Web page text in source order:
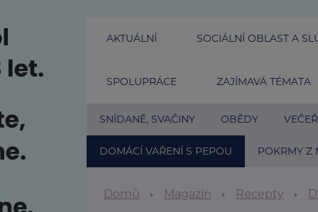
AKTUÁLNÍ SOCIÁLNÍ OBLAST A
SPOLUPRÁCE ZAJÍMAVÁ TÉMATA
SNÍDANĚ, SVAČINY OBĚDY
DOMÁCÍ VAŘENÍ S PEPOU POKRMY Z
Domů Magazín Recepty